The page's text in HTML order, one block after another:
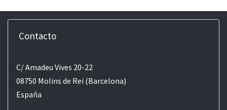
Contacto
C/ Amadeu Vives 20-22
08750 Molins de Rei (Barcelona)
España